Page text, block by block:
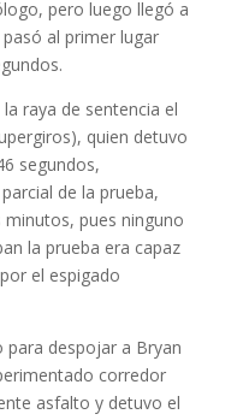
pero luego llegó a
al primer lugar
raya de sentencia el
quien detuvo
segundos,
de la prueba,
pues ninguno
la prueba era capaz
el espigado
despojar a Bryan
corredor
asfalto y detuvo el